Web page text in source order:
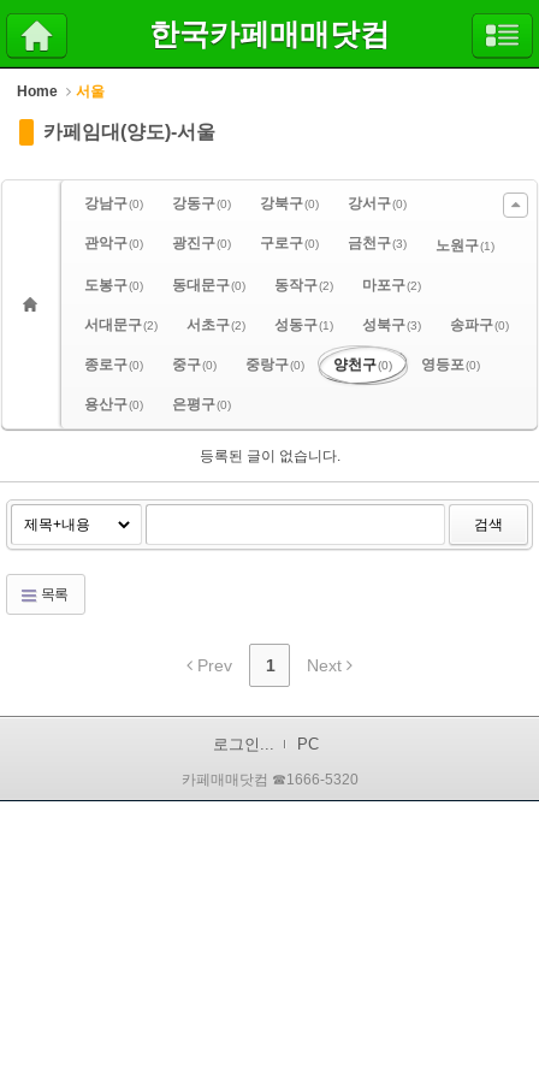
한국카페매매닷컴
Home 서울
카페임대(양도)-서울
강남구(0) 강동구(0) 강북구(0) 강서구(0)
관악구(0) 광진구(0) 구로구(0) 금천구(3) 노원구(1)
도봉구(0) 동대문구(0) 동작구(2) 마포구(2)
서대문구(2) 서초구(2) 성동구(1) 성북구(3) 송파구(0)
종로구(0) 중구(0) 중랑구(0) 양천구(0) 영등포(0)
용산구(0) 은평구(0)
등록된 글이 없습니다.
검색
목록
Prev 1 Next
로그인... PC
카페매매닷컴 ☎1666-5320